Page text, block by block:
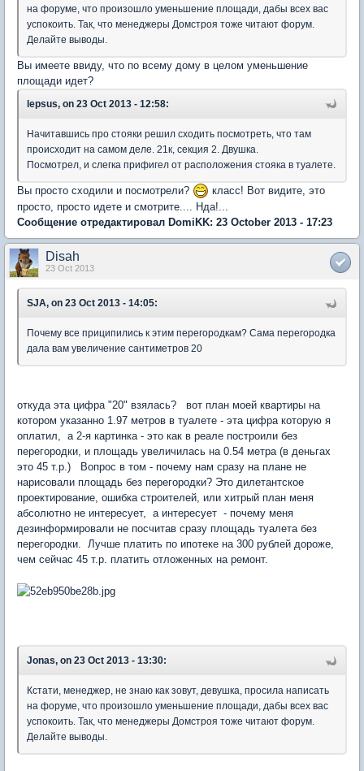
на форуме, что произошло уменьшение площади, дабы всех вас
успокоить. Так, что менеджеры Домстроя тоже читают форум.
Делайте выводы.
Вы имеете ввиду, что по всему дому в целом уменьшение
площади идет?
lepsus, on 23 Oct 2013 - 12:58:
Начитавшись про стояки решил сходить посмотреть, что там
происходит на самом деле. 21к, секция 2. Двушка.
Посмотрел, и слегка прифигел от расположения стояка в туалете.
Вы просто сходили и посмотрели?
класс! Вот видите, это
просто, просто идете и смотрите.... Нда!...
Сообщение отредактировал DomiKK: 23 October 2013 - 17:23
Disah
23 Oct 2013
SJA, on 23 Oct 2013 - 14:05:
Почему все приципились к этим перегородкам? Сама перегородка
дала вам увеличение сантиметров 20
откуда эта цифра "20" взялась? вот план моей квартиры на
котором указанно 1.97 метров в туалете - эта цифра которую я
оплатил, а 2-я картинка - это как в реале построили без
перегородки, и площадь увеличилась на 0.54 метра (в деньгах
это 45 т.р.) Вопрос в том - почему нам сразу на плане не
нарисовали площадь без перегородки? Это дилетантское
проектирование, ошибка строителей, или хитрый план меня
абсолютно не интересует, а интересует - почему меня
дезинформировали не посчитав сразу площадь туалета без
перегородки. Лучше платить по ипотеке на 300 рублей дороже,
чем сейчас 45 т.р. платить отложенных на ремонт.
Jonas, on 23 Oct 2013 - 13:30:
Кстати, менеджер, не знаю как зовут, девушка, просила написать
на форуме, что произошло уменьшение площади, дабы всех вас
успокоить. Так, что менеджеры Домстроя тоже читают форум.
Делайте выводы.